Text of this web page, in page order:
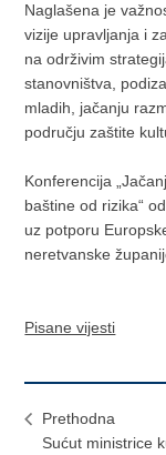
Naglašena je
vizije upravljanja i
na održivim
stanovništva,
mladih, jačanju
području zaštite
Konferencija
baštine od rizika“
uz potporu
neretvanske
Pisane vijesti
Prethodna
Sućut ministrice